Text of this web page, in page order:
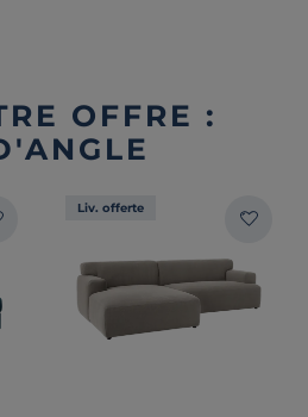
OFFRE :
Liv. offerte